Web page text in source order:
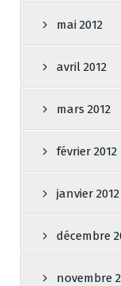
mai 2012
avril 2012
mars 2012
février 2012
janvier 2012
décembre
novembre